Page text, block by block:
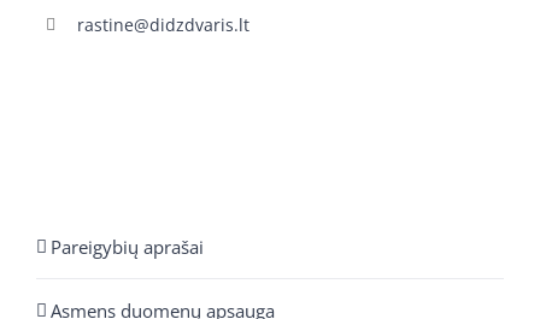
rastine@didzdvaris.lt
Pareigybių aprašai
Asmens duomenų apsauga